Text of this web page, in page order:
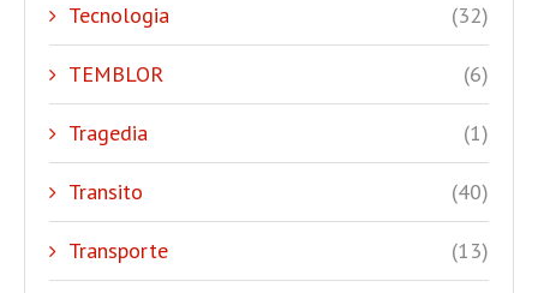
Tecnologia (32)
TEMBLOR (6)
Tragedia (1)
Transito (40)
Transporte (13)